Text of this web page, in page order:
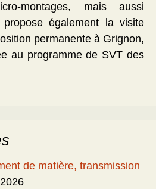
montages, mais aussi
également la visite
permanente à Grignon,
au programme de SVT des
de matière, transmission